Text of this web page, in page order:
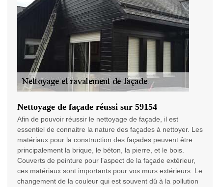
Nettoyage de façade réussi sur 59154
Afin de pouvoir réussir le nettoyage de façade, il est
essentiel de connaitre la nature des façades à nettoyer. Les
matériaux pour la construction des façades peuvent être
principalement la brique, le béton, la pierre, et le bois.
Couverts de peinture pour l’aspect de la façade extérieur,
ces matériaux sont importants pour vos murs extérieurs. Le
changement de la couleur qui est souvent dû à la pollution